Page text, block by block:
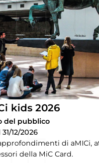
kids 2026
del pubblico
12/2026
di aMICi,
della MiC Card.